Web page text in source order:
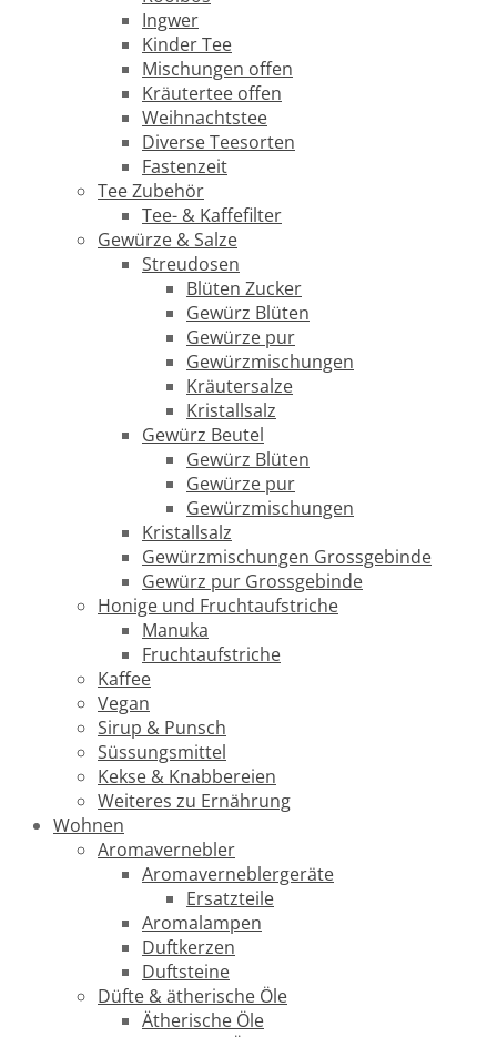
Ingwer
Kinder Tee
Mischungen offen
Kräutertee offen
Weihnachtstee
Diverse Teesorten
Fastenzeit
Tee Zubehör
Tee- & Kaffefilter
Gewürze & Salze
Streudosen
Blüten Zucker
Gewürz Blüten
Gewürze pur
Gewürzmischungen
Kräutersalze
Kristallsalz
Gewürz Beutel
Gewürz Blüten
Gewürze pur
Gewürzmischungen
Kristallsalz
Gewürzmischungen Grossgebinde
Gewürz pur Grossgebinde
Honige und Fruchtaufstriche
Manuka
Fruchtaufstriche
Kaffee
Vegan
Sirup & Punsch
Süssungsmittel
Kekse & Knabbereien
Weiteres zu Ernährung
Wohnen
Aromavernebler
Aromaverneblergeräte
Ersatzteile
Aromalampen
Duftkerzen
Duftsteine
Düfte & ätherische Öle
Ätherische Öle